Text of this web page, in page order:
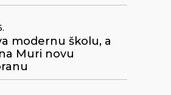
modernu školu, a
Muri novu